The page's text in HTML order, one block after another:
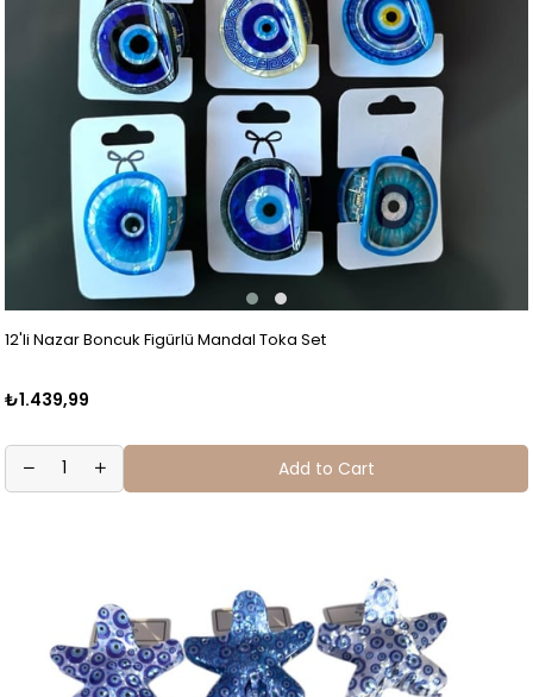
12'li Nazar Boncuk Figürlü Mandal Toka Set
₺1.439,99
Add to Cart